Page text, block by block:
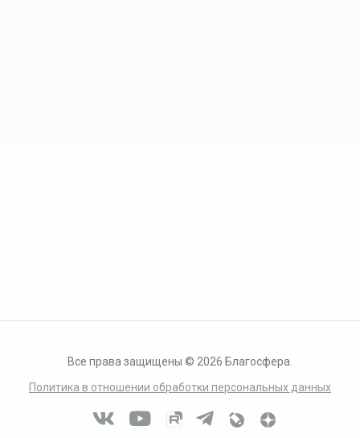
Все права защищены © 2026 Благосфера.
Политика в отношении обработки персональных данных